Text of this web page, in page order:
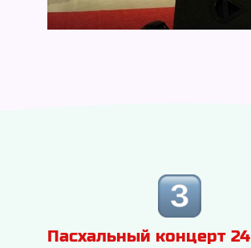
Пасхальный концерт 24